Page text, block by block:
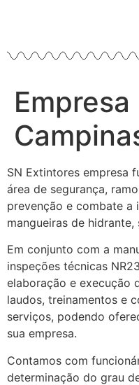
SN Extintores empresa
área de segurança,
prevenção e combate a
mangueiras de hidrante,
Em conjunto com a
inspeções técnicas
elaboração e execução
laudos, treinamentos e
serviços, podendo
sua empresa.
Contamos com
determinação do grau